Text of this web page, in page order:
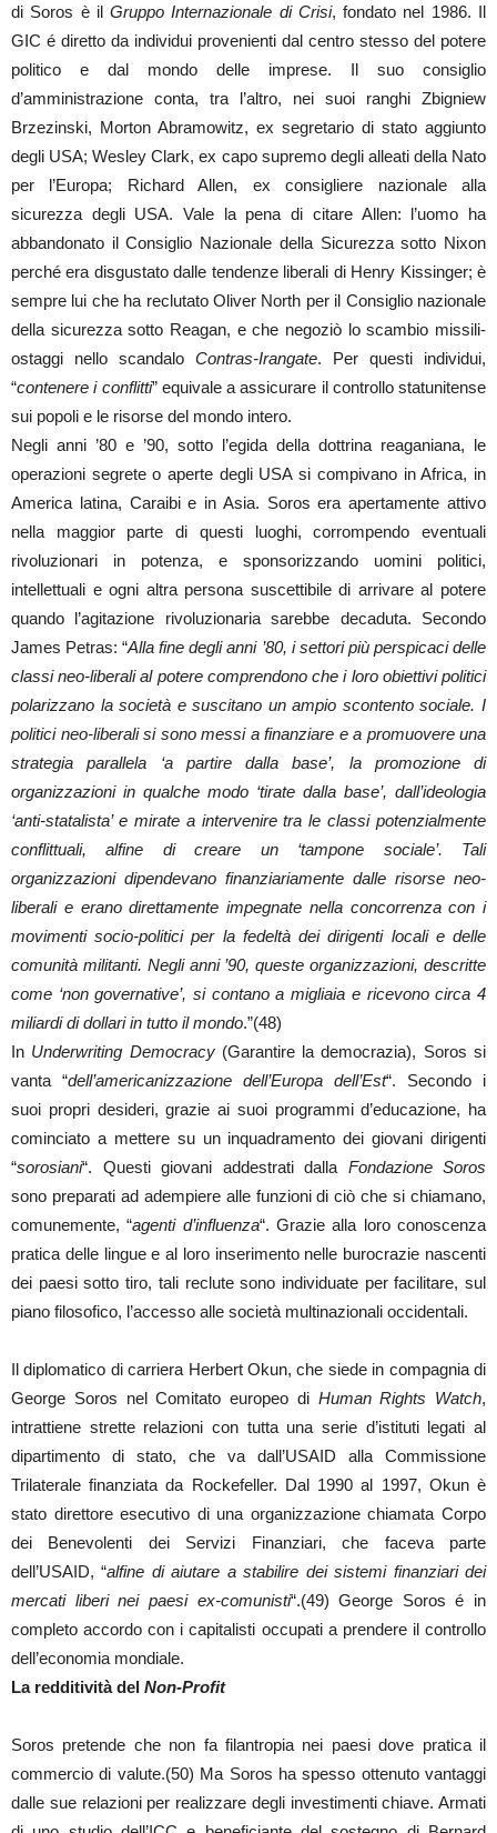
di Soros è ilGruppo Internazionale di Crisi, fondato nel 1986. Il
GIC é diretto da individui provenienti dal centro stesso del potere
politico e dal mondo delle imprese. Il suo consiglio
d’amministrazione conta, tra l’altro, nei suoi ranghi Zbigniew
Brzezinski, Morton Abramowitz, ex segretario di stato aggiunto
degli USA; Wesley Clark, ex capo supremo degli alleati della Nato
per l’Europa; Richard Allen, ex consigliere nazionale alla
sicurezza degli USA. Vale la pena di citare Allen: l’uomo ha
abbandonato il Consiglio Nazionale della Sicurezza sotto Nixon
perché era disgustato dalle tendenze liberali di Henry Kissinger; è
sempre lui che ha reclutato Oliver North per il Consiglio nazionale
della sicurezza sotto Reagan, e che negoziò lo scambio missili-
ostaggi nello scandalo Contras-Irangate. Per questi individui,
“contenere i conflitti” equivale a assicurare il controllo statunitense
sui popoli e le risorse del mondo intero.
Negli anni ’80 e ’90, sotto l’egida della dottrina reaganiana, le
operazioni segrete o aperte degli USA si compivano in Africa, in
America latina, Caraibi e in Asia. Soros era apertamente attivo
nella maggior parte di questi luoghi, corrompendo eventuali
rivoluzionari in potenza, e sponsorizzando uomini politici,
intellettuali e ogni altra persona suscettibile di arrivare al potere
quando l’agitazione rivoluzionaria sarebbe decaduta. Secondo
James Petras: “Alla fine degli anni ’80, i settori più perspicaci delle
classi neo-liberali al potere comprendono che i loro obiettivi politici
polarizzano la società e suscitano un ampio scontento sociale. I
politici neo-liberali si sono messi a finanziare e a promuovere una
strategia parallela ‘a partire dalla base’, la promozione di
organizzazioni in qualche modo ‘tirate dalla base’, dall’ideologia
‘anti-statalista’ e mirate a intervenire tra le classi potenzialmente
conflittuali, alfine di creare un ‘tampone sociale’. Tali
organizzazioni dipendevano finanziariamente dalle risorse neo-
liberali e erano direttamente impegnate nella concorrenza con i
movimenti socio-politici per la fedeltà dei dirigenti locali e delle
comunità militanti. Negli anni ’90, queste organizzazioni, descritte
come ‘non governative’, si contano a migliaia e ricevono circa 4
miliardi di dollari in tutto il mondo.”(48)
In Underwriting Democracy(Garantire la democrazia), Soros si
vanta “dell’americanizzazione dell’Europa dell’Est“. Secondo i
suoi propri desideri, grazie ai suoi programmi d’educazione, ha
cominciato a mettere su un inquadramento dei giovani dirigenti
“sorosiani“. Questi giovani addestrati dalla Fondazione Soros
sono preparati ad adempiere alle funzioni di ciò che si chiamano,
comunemente, “agenti d’influenza“. Grazie alla loro conoscenza
pratica delle lingue e al loro inserimento nelle burocrazie nascenti
dei paesi sotto tiro, tali reclute sono individuate per facilitare, sul
piano filosofico, l’accesso alle società multinazionali occidentali.
Il diplomatico di carriera Herbert Okun, che siede in compagnia di
George Soros nel Comitato europeo di Human Rights Watch,
intrattiene strette relazioni con tutta una serie d’istituti legati al
dipartimento di stato, che va dall’USAID alla Commissione
Trilaterale finanziata da Rockefeller. Dal 1990 al 1997, Okun è
stato direttore esecutivo di una organizzazione chiamata Corpo
dei Benevolenti dei Servizi Finanziari, che faceva parte
dell’USAID, “alfine di aiutare a stabilire dei sistemi finanziari dei
mercati liberi nei paesi ex-comunisti“.(49) George Soros é in
completo accordo con i capitalisti occupati a prendere il controllo
dell’economia mondiale.
La redditività del Non-Profit
Soros pretende che non fa filantropia nei paesi dove pratica il
commercio di valute.(50) Ma Soros ha spesso ottenuto vantaggi
dalle sue relazioni per realizzare degli investimenti chiave. Armati